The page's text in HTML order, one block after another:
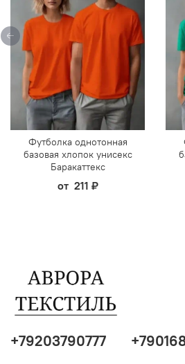
Футболка однотонная
базовая хлопок унисекс
Баракаттекс
от 211 ₽
+79203790777